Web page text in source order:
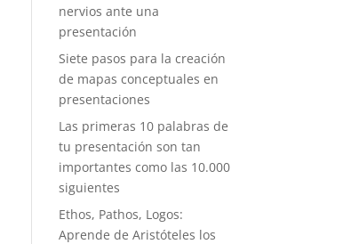
nervios ante una
presentación
Siete pasos para la creación
de mapas conceptuales en
presentaciones
Las primeras 10 palabras de
tu presentación son tan
importantes como las 10.000
siguientes
Ethos, Pathos, Logos:
Aprende de Aristóteles los